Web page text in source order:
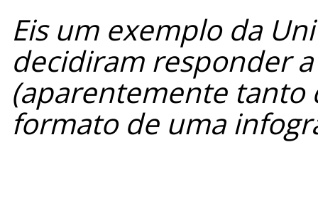
Eis um exemplo da
decidiram responder
(aparentemente tanto
formato de uma